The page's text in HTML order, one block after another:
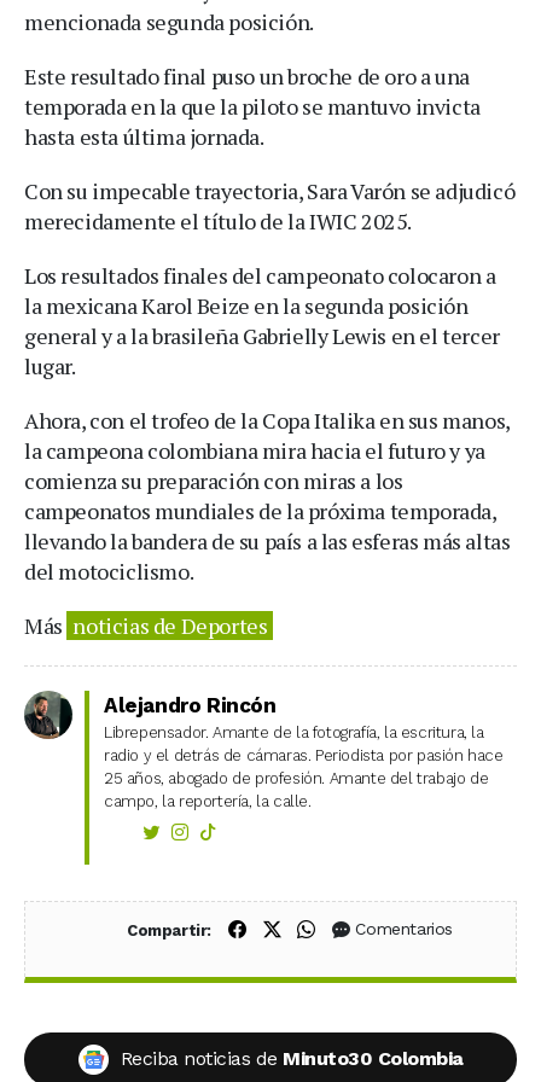
mencionada segunda posición.
Este resultado final puso un broche de oro a una
temporada en la que la piloto se mantuvo invicta
hasta esta última jornada.
Con su impecable trayectoria, Sara Varón se adjudicó
merecidamente el título de la IWIC 2025.
Los resultados finales del campeonato colocaron a
la mexicana Karol Beize en la segunda posición
general y a la brasileña Gabrielly Lewis en el tercer
lugar.
Ahora, con el trofeo de la Copa Italika en sus manos,
la campeona colombiana mira hacia el futuro y ya
comienza su preparación con miras a los
campeonatos mundiales de la próxima temporada,
llevando la bandera de su país a las esferas más altas
del motociclismo.
Más noticias de Deportes
Alejandro Rincón
Librepensador. Amante de la fotografía, la escritura, la
radio y el detrás de cámaras. Periodista por pasión hace
25 años, abogado de profesión. Amante del trabajo de
campo, la reportería, la calle.
Compartir: Compartir en Facebook
Compartir en X (Twitter)
Compartir en WhatsApp
Comentarios
Reciba noticias de Minuto30 Colombia